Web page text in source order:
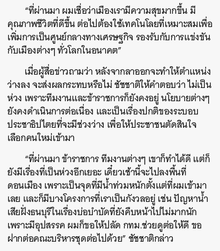
“ที่ผ่านมา ผมเชื่อว่าเมืองเรามีความสุขมากขึ้น มี
คุณภาพชีวิตที่ดีขึ้น ต่อไปต้องใช้เทคโนโลยที่เหมาะสมเพื่อ
เพิ่มการเป็นศูนย์กลางทางเศรษฐกิจ รองรับกับการแข่งขัน
กับเมืองต่างๆ ทั่วโลกในอนาคต”
เมื่อผู้สื่อข่าวถามว่า หลังจากลาออกจะทำให้ตำแหน่ง
ว่างลง จะส่งผลกระทบหรือไม่ ชัชชาติให้คำตอบว่า ไม่เป็น
ห่วง เพราะทีมงานและข้าราชการก็ยังคงอยู่ นโยบายต่างๆ
ยังคงดำเนินการต่อเนื่อง และเป็นเรื่องปกติของระบอบ
ประชาธิปไตยที่จะมีช่วงว่าง เพื่อให้ประชาชนตัดสินใจ
เลือกคนใหม่เข้ามา
“ที่ผ่านมา ข้าราชการ ทีมงานต่างๆ เขาก็ทำได้ดี แต่ก็
ยังมีเรื่องที่เป็นห่วงอีกเยอะ เดี๋ยวเช้านี้จะไปลงพื้นที่
ดอนเมือง เพราะเป็นจุดที่มีน้ำท่วมหนักตั้งแต่ที่ผมเข้ามา
เลย และก็มีบางโครงการที่เราเป็นกังวลอยู่ เช่น ปัญหาน้ำ
เสียฝั่งธนบุรีในเรื่องบ่อบำบัดที่ยังคืบหน้าไปไม่มากนัก
เพราะมีอุปสรรค ผมก็ขอให้ปลัด กทม.ช่วยดูต่อให้ดี ขอ
ฝากต่อคณะบริหารชุดต่อไปด้วย” ชัชชาติกล่าว
ค้นหา
SHARE TWEET LINE EMAIL